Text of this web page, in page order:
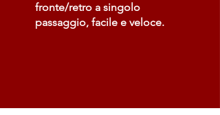
fronte/retro a singolo
passaggio, facile e veloce.